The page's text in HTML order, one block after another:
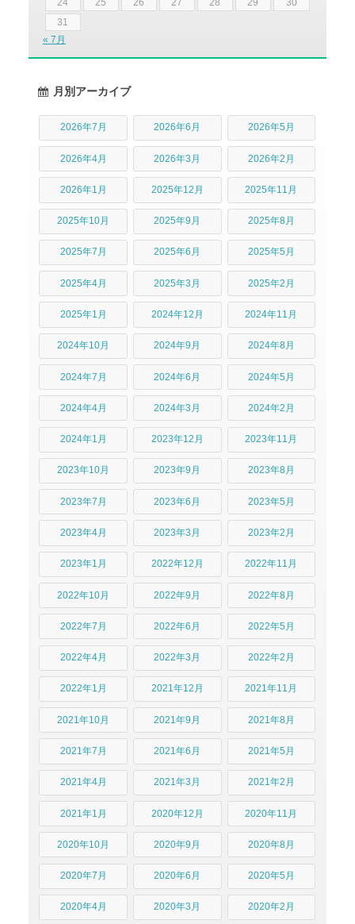
24 25 26 27 28 29
30
31
« 7月
月別アーカイブ
2026年7月 2026年6月 2026年5月
2026年4月 2026年3月 2026年2月
2026年1月 2025年12月 2025年11月
2025年10月 2025年9月 2025年8月
2025年7月 2025年6月 2025年5月
2025年4月 2025年3月 2025年2月
2025年1月 2024年12月 2024年11月
2024年10月 2024年9月 2024年8月
2024年7月 2024年6月 2024年5月
2024年4月 2024年3月 2024年2月
2024年1月 2023年12月 2023年11月
2023年10月 2023年9月 2023年8月
2023年7月 2023年6月 2023年5月
2023年4月 2023年3月 2023年2月
2023年1月 2022年12月 2022年11月
2022年10月 2022年9月 2022年8月
2022年7月 2022年6月 2022年5月
2022年4月 2022年3月 2022年2月
2022年1月 2021年12月 2021年11月
2021年10月 2021年9月 2021年8月
2021年7月 2021年6月 2021年5月
2021年4月 2021年3月 2021年2月
2021年1月 2020年12月 2020年11月
2020年10月 2020年9月 2020年8月
2020年7月 2020年6月 2020年5月
2020年4月 2020年3月 2020年2月